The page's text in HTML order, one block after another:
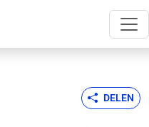
DELEN